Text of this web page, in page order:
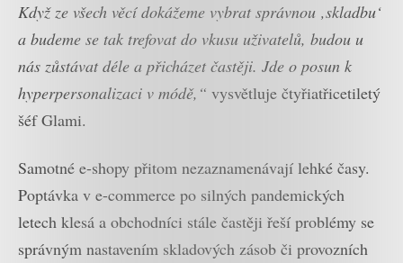
Když ze všech věcí dokážeme vybrat správnou ‚skladbu‘
a budeme se tak trefovat do vkusu uživatelů, budou u
nás zůstávat déle a přicházet častěji. Jde o posun k
hyperpersonalizaci v módě,“ vysvětluje čtyřiatřicetiletý
šéf Glami.
Samotné e-shopy přitom nezaznamenávají lehké časy.
Poptávka v e-commerce po silných pandemických
letech klesá a obchodníci stále častěji řeší problémy se
správným nastavením skladových zásob či provozních